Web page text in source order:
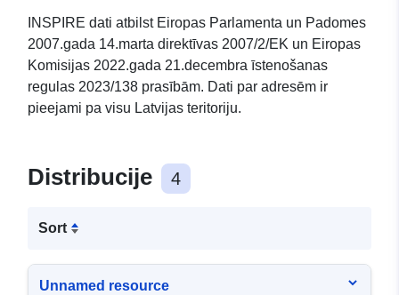
INSPIRE dati atbilst Eiropas Parlamenta un Padomes
2007.gada 14.marta direktīvas 2007/2/EK un Eiropas
Komisijas 2022.gada 21.decembra īstenošanas
regulas 2023/138 prasībām. Dati par adresēm ir
pieejami pa visu Latvijas teritoriju.
Distribucije 4
Sort
Unnamed resource